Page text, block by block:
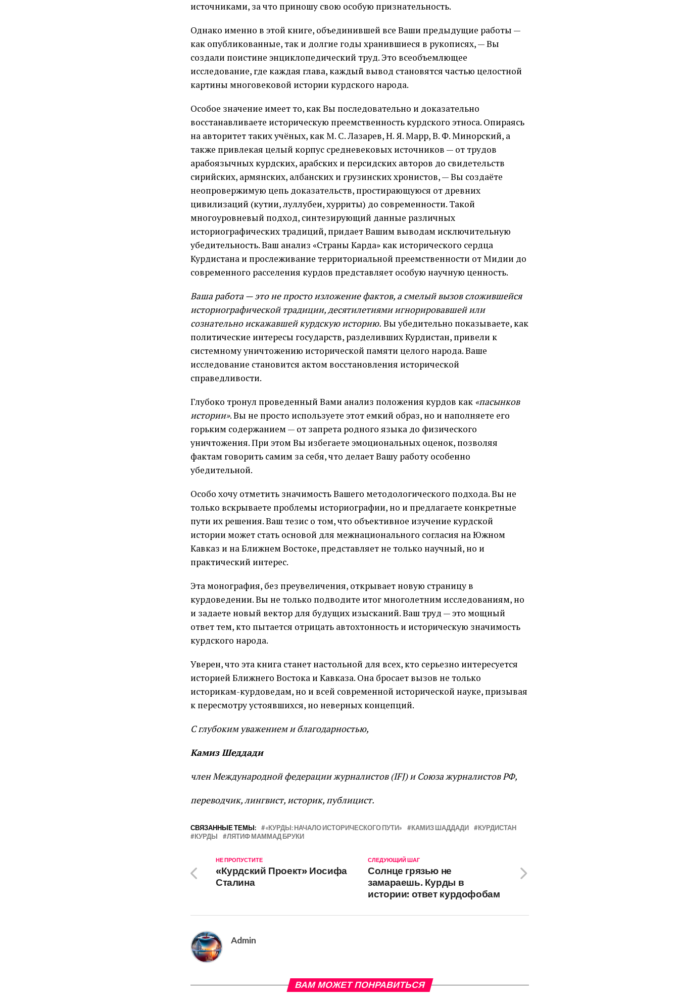
источниками, за что приношу свою особую признательность.
Однако именно в этой книге, объединившей все Ваши предыдущие работы —
как опубликованные, так и долгие годы хранившиеся в рукописях, — Вы
создали поистине энциклопедический труд. Это всеобъемлющее
исследование, где каждая глава, каждый вывод становятся частью целостной
картины многовековой истории курдского народа.
Особое значение имеет то, как Вы последовательно и доказательно
восстанавливаете историческую преемственность курдского этноса. Опираясь
на авторитет таких учёных, как М. С. Лазарев, Н. Я. Марр, В. Ф. Минорский, а
также привлекая целый корпус средневековых источников — от трудов
арабоязычных курдских, арабских и персидских авторов до свидетельств
сирийских, армянских, албанских и грузинских хронистов, — Вы создаёте
неопровержимую цепь доказательств, простирающуюся от древних
цивилизаций (кутии, луллубеи, хурриты) до современности. Такой
многоуровневый подход, синтезирующий данные различных
историографических традиций, придает Вашим выводам исключительную
убедительность. Ваш анализ «Страны Карда» как исторического сердца
Курдистана и прослеживание территориальной преемственности от Мидии до
современного расселения курдов представляет особую научную ценность.
Ваша работа — это не просто изложение фактов, а смелый вызов сложившейся
историографической традиции, десятилетиями игнорировавшей или
сознательно искажавшей курдскую историю. Вы убедительно показываете, как
политические интересы государств, разделивших Курдистан, привели к
системному уничтожению исторической памяти целого народа. Ваше
исследование становится актом восстановления исторической
справедливости.
Глубоко тронул проведенный Вами анализ положения курдов как «пасынков
истории». Вы не просто используете этот емкий образ, но и наполняете его
горьким содержанием — от запрета родного языка до физического
уничтожения. При этом Вы избегаете эмоциональных оценок, позволяя
фактам говорить самим за себя, что делает Вашу работу особенно
убедительной.
Особо хочу отметить значимость Вашего методологического подхода. Вы не
только вскрываете проблемы историографии, но и предлагаете конкретные
пути их решения. Ваш тезис о том, что объективное изучение курдской
истории может стать основой для межнационального согласия на Южном
Кавказ и на Ближнем Востоке, представляет не только научный, но и
практический интерес.
Эта монография, без преувеличения, открывает новую страницу в
курдоведении. Вы не только подводите итог многолетним исследованиям, но
и задаете новый вектор для будущих изысканий. Ваш труд — это мощный
ответ тем, кто пытается отрицать автохтонность и историческую значимость
курдского народа.
Уверен, что эта книга станет настольной для всех, кто серьезно интересуется
историей Ближнего Востока и Кавказа. Она бросает вызов не только
историкам-курдоведам, но и всей современной исторической науке, призывая
к пересмотру устоявшихся, но неверных концепций.
С глубоким уважением и благодарностью,
Камиз Шеддади
член Международной федерации журналистов (IFJ) и Союза журналистов РФ,
переводчик, лингвист, историк, публицист.
СВЯЗАННЫЕ ТЕМЫ: «КУРДЫ: НАЧАЛО ИСТОРИЧЕСКОГО ПУТИ» КАМИЗ ШАДДАДИ
КУРДИСТАН
КУРДЫ
ЛЯТИФ МАММАД БРУКИ
СЛЕДУЮЩИЙ ШАГ
Солнце грязью не
замараешь. Курды в
истории: ответ курдофобам
НЕ ПРОПУСТИТЕ
«Курдский Проект» Иосифа
Сталина
Admin
ВАМ МОЖЕТ ПОНРАВИТЬСЯ